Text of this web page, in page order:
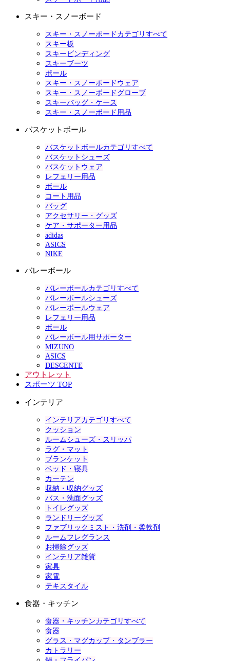
スキー・スノーボード
スキー・スノーボードカテゴリすべて
スキー板
スキービンディング
スキーブーツ
ポール
スキー・スノーボードウェア
スキー・スノーボードグローブ
スキーバッグ・ケース
スキー・スノーボード用品
バスケットボール
バスケットボールカテゴリすべて
バスケットシューズ
バスケットウェア
レフェリー用品
ボール
コート用品
バッグ
アクセサリー・グッズ
ケア・サポーター用品
adidas
ASICS
NIKE
バレーボール
バレーボールカテゴリすべて
バレーボールシューズ
バレーボールウェア
レフェリー用品
ボール
バレーボール用サポーター
MIZUNO
ASICS
DESCENTE
アウトレット
スポーツ TOP
インテリア
インテリアカテゴリすべて
クッション
ルームシューズ・スリッパ
ラグ・マット
ブランケット
ベッド・寝具
カーテン
収納・収納グッズ
バス・洗面グッズ
トイレグッズ
ランドリーグッズ
ファブリックミスト・洗剤・柔軟剤
ルームフレグランス
お掃除グッズ
インテリア雑貨
家具
家電
テキスタイル
食器・キッチン
食器・キッチンカテゴリすべて
食器
グラス・マグカップ・タンブラー
カトラリー